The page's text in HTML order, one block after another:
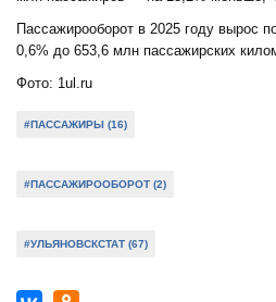
Пассажирооборот в 2025 году вырос
0,6% до 653,6 млн пассажирских
Фото: 1ul.ru
#ПАССАЖИРЫ (16)
#ПАССАЖИРООБОРОТ (2)
#УЛЬЯНОВСКСТАТ (67)